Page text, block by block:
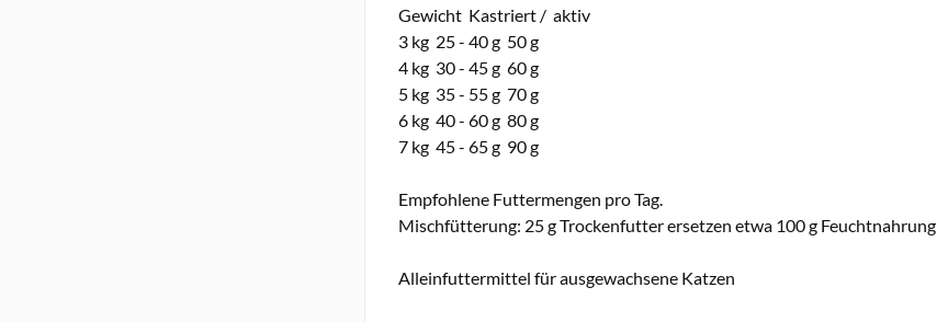
Gewicht Kastriert / aktiv
3 kg 25 - 40 g 50 g
4 kg 30 - 45 g 60 g
5 kg 35 - 55 g 70 g
6 kg 40 - 60 g 80 g
7 kg 45 - 65 g 90 g
Empfohlene Futtermengen pro Tag.
Mischfütterung: 25 g Trockenfutter ersetzen etwa 100 g Feuchtnahrung
Alleinfuttermittel für ausgewachsene Katzen